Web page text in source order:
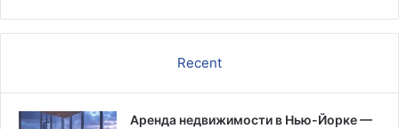
Recent
Аренда недвижимости в Нью-Йорке —